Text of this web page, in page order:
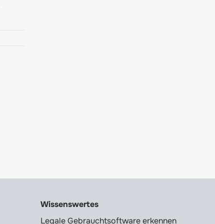
Wissenswertes
Legale Gebrauchtsoftware erkennen